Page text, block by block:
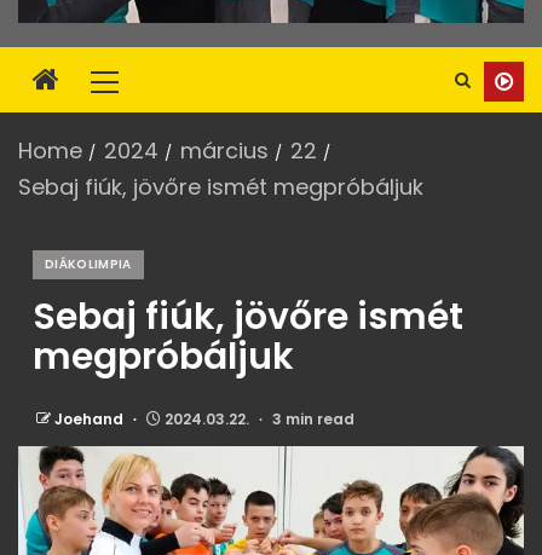
Home 2024 március
22
Sebaj fiúk, jövőre ismét megpróbáljuk
DIÁKOLIMPIA
Sebaj fiúk, jövőre ismét
megpróbáljuk
Joehand 2024.03.22. 3 min read